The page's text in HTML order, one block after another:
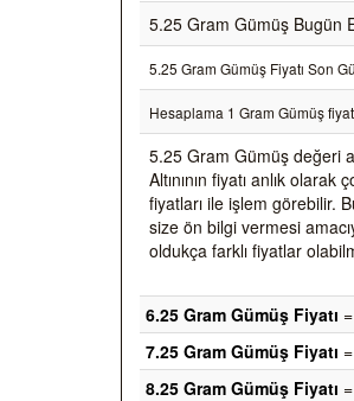
5.25 Gram Gümüş Bugün
5.25 Gram Gümüş Fiyatı Son
Hesaplama 1 Gram Gümüş
5.25 Gram Gümüş değeri
Altınının fiyatı anlık
fiyatları ile işlem görebilir.
size ön bilgi vermesi
oldukça farklı fiyatlar
6.25 Gram Gümüş Fiyatı
7.25 Gram Gümüş Fiyatı
8.25 Gram Gümüş Fiyatı